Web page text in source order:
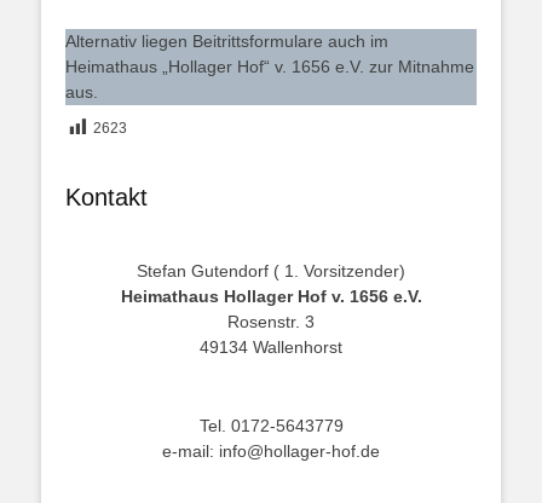
Alternativ liegen Beitrittsformulare auch im
Heimathaus „Hollager Hof“ v. 1656 e.V. zur Mitnahme
aus.
2623
Kontakt
Stefan Gutendorf ( 1. Vorsitzender)
Heimathaus Hollager Hof v. 1656 e.V.
Rosenstr. 3
49134 Wallenhorst
Tel. 0172-5643779
e-mail: info@hollager-hof.de